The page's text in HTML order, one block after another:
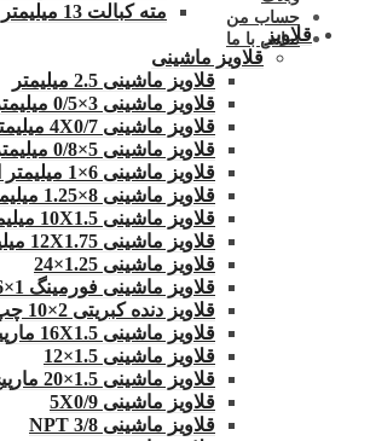
حساب من
تماس با ما
مته کبالت 13 میلیمتر 8%HSSCO TICN
قلاویز
قلاویز ماشینی
قلاویز ماشینی 2.5 میلیمتر
قلاویز ماشینی 3×0/5 میلیمتر.اسکا
قلاویز ماشینی 4X0/7 میلیمتر اسکا
قلاویز ماشینی 5×0/8 میلیمتر اسکا
قلاویز ماشینی 6×1 میلیمتر اسکا
قلاویز ماشینی 8×1.25 میلیمتر .اسکا
قلاویز ماشینی 10X1.5 میلیمتر .اسکا
قلاویز ماشینی 12X1.75 میلیمتر اسکا
قلاویز ماشینی 1.25×24
قلاویز ماشینی فورمینگ 1×6
قلاویز دنده کبریتی 2×10 چپ
قلاویز ماشینی 16X1.5 مارپیچ
قلاویز ماشینی 1.5×12
قلاویز ماشینی 1.5×20 مارپیچ چپ
قلاویز ماشینی 5X0/9
قلاویز ماشینی 3/8 NPT